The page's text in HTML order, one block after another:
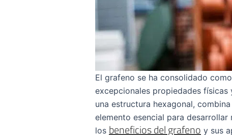
El grafeno se ha consolidado
excepcionales propiedades
una estructura hexagonal,
elemento esencial para
los beneficios del grafeno y sus